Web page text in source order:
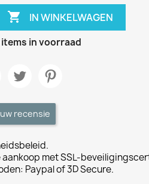
 IN WINKELWAGEN
in voorraad
recensie
aankoop met SSL-
Paypal of 3D Secure.